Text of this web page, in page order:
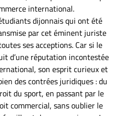
international.
dijonnais qui ont été
par cet éminent juriste
ses acceptions. Car si le
d’une réputation incontestée
son esprit curieux et
des contrées juridiques : du
du sport, en passant par le
commercial, sans oublier le